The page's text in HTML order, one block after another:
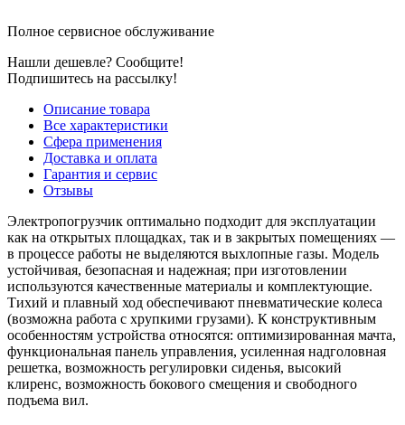
Полное сервисное обслуживание
Нашли дешевле? Сообщите!
Подпишитесь на рассылку!
Описание товара
Все характеристики
Сфера применения
Доставка и оплата
Гарантия и сервис
Отзывы
Электропогрузчик оптимально подходит для эксплуатации
как на открытых площадках, так и в закрытых помещениях —
в процессе работы не выделяются выхлопные газы. Модель
устойчивая, безопасная и надежная; при изготовлении
используются качественные материалы и комплектующие.
Тихий и плавный ход обеспечивают пневматические колеса
(возможна работа с хрупкими грузами). К конструктивным
особенностям устройства относятся: оптимизированная мачта,
функциональная панель управления, усиленная надголовная
решетка, возможность регулировки сиденья, высокий
клиренс, возможность бокового смещения и свободного
подъема вил.